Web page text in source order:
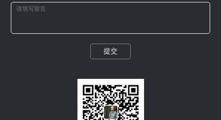
提交